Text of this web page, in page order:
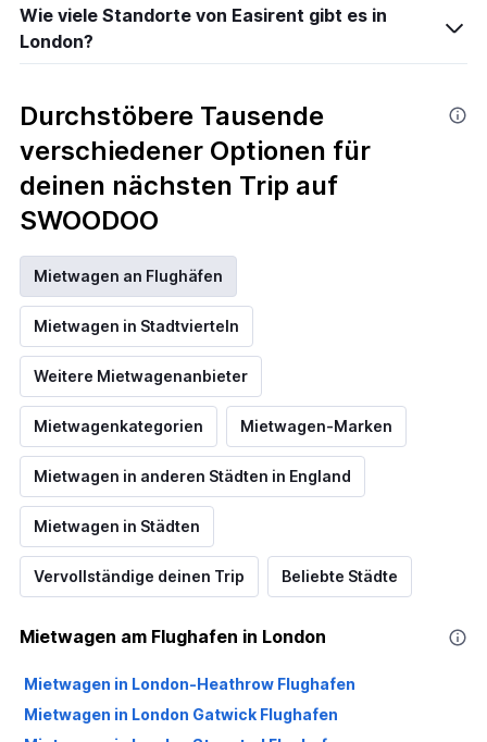
Wie viele Standorte von Easirent gibt es in
London?
Durchstöbere Tausende
verschiedener Optionen für
deinen nächsten Trip auf
SWOODOO
Mietwagen an Flughäfen
Mietwagen in Stadtvierteln
Weitere Mietwagenanbieter
Mietwagenkategorien Mietwagen-Marken
Mietwagen in anderen Städten in England
Mietwagen in Städten
Vervollständige deinen Trip Beliebte Städte
Mietwagen am Flughafen in London
Mietwagen in London-Heathrow Flughafen
Mietwagen in London Gatwick Flughafen